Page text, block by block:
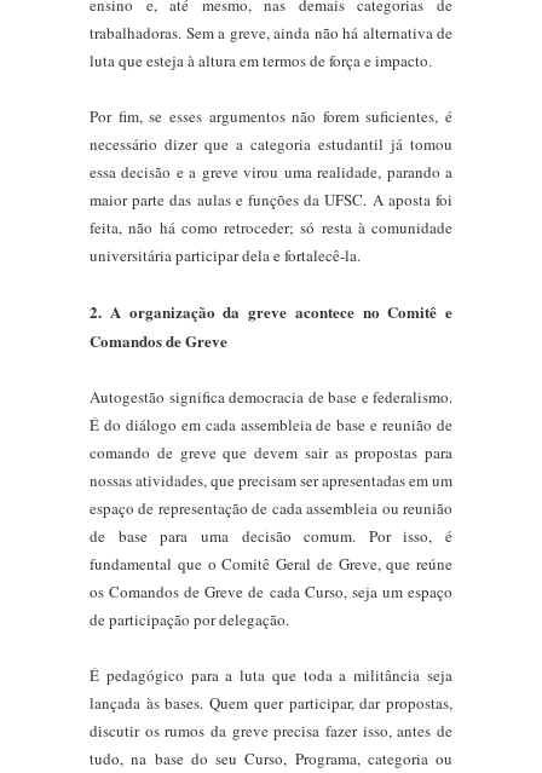
ensino e, até mesmo, nas demais categorias de
trabalhadoras. Sem a greve, ainda não há alternativa de
luta que esteja à altura em termos de força e impacto.
Por fim, se esses argumentos não forem suficientes, é
necessário dizer que a categoria estudantil já tomou
essa decisão e a greve virou uma realidade, parando a
maior parte das aulas e funções da UFSC. A aposta foi
feita, não há como retroceder; só resta à comunidade
universitária participar dela e fortalecê-la.
2. A organização da greve acontece no Comitê e
Comandos de Greve
Autogestão significa democracia de base e federalismo.
É do diálogo em cada assembleia de base e reunião de
comando de greve que devem sair as propostas para
nossas atividades, que precisam ser apresentadas em um
espaço de representação de cada assembleia ou reunião
de base para uma decisão comum. Por isso, é
fundamental que o Comitê Geral de Greve, que reúne
os Comandos de Greve de cada Curso, seja um espaço
de participação por delegação.
É pedagógico para a luta que toda a militância seja
lançada às bases. Quem quer participar, dar propostas,
discutir os rumos da greve precisa fazer isso, antes de
tudo, na base do seu Curso, Programa, categoria ou